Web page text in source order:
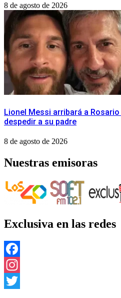
8 de agosto de 2026
Lionel Messi arribará a
despedir a su padre
8 de agosto de 2026
Nuestras emisoras
Exclusiva en las redes
Facebook
Instagram